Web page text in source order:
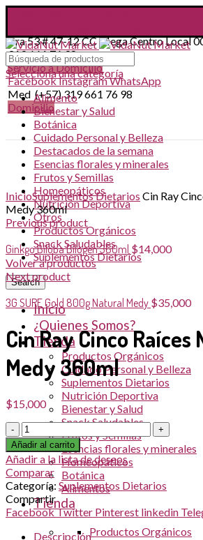
Cra 53 # 47-12 CC Mega Centro Local
319 661 76 98
Servicio a Domicilio
FacebookInstagramWhatsApp
Med (+57) 319 661 76 98
Domicilio
Selecciona una categoría
Alimento
Bienestar y Salud
Botánica
Cuidado Personal y Belleza
Destacados de la semana
Esencias florales y minerales
Frutos y Semillas
Homeopáticos
Nutrición Deportiva
Otros
Productos Orgánicos
Snack Saludables
Suplementos Dietarios
Search
Inicio
¿Quienes Somos?
Tienda
Productos Orgánicos
Cuidado Personal y Belleza
Suplementos Dietarios
Nutrición Deportiva
Bienestar y Salud
Snack Saludables
Frutos y Semillas
Esencias florales y minerales
Homeopáticos
Botánica
Alimentos
Tienda
Productos Orgánicos
Click to enlarge
InicioSuplementos Dietarios Cin Ray
Medy 360ml
Previous product
Ginkgo Biloba Bilogen 360ml $14,000
Volver a productos
Next product
3G SURE Gold 800g Natural Medy $35,000
Cin Ray Cinco Raíces
Medy 360ml
$15,000
Cantidad
Añadir al carrito
Añadir a la lista de deseos
Comparar
Categoría: Suplementos Dietarios
Compartir
FacebookTwitter Pinterest linkedin
Descripción